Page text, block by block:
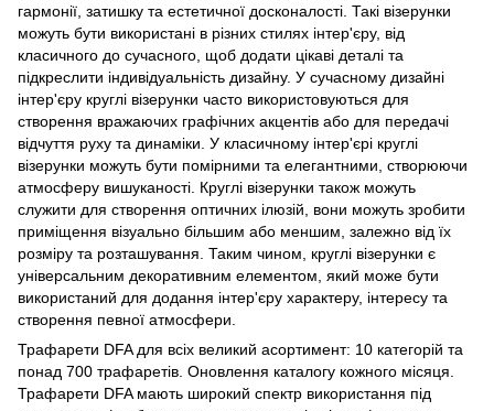
гармонії, затишку та естетичної досконалості. Такі візерунки
можуть бути використані в різних стилях інтер'єру, від
класичного до сучасного, щоб додати цікаві деталі та
підкреслити індивідуальність дизайну. У сучасному дизайні
інтер'єру круглі візерунки часто використовуються для
створення вражаючих графічних акцентів або для передачі
відчуття руху та динаміки. У класичному інтер'єрі круглі
візерунки можуть бути помірними та елегантними, створюючи
атмосферу вишуканості. Круглі візерунки також можуть
служити для створення оптичних ілюзій, вони можуть зробити
приміщення візуально більшим або меншим, залежно від їх
розміру та розташування. Таким чином, круглі візерунки є
універсальним декоративним елементом, який може бути
використаний для додання інтер'єру характеру, інтересу та
створення певної атмосфери.
Трафарети DFA для всіх великий асортимент: 10 категорій та
понад 700 трафаретів. Оновлення каталогу кожного місяця.
Трафарети DFA мають широкий спектр використання під